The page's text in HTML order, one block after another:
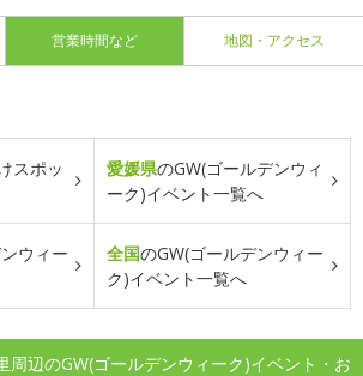
営業時間など 地図・アクセス
スポッ
愛媛県のGW(ゴールデンウィ
ーク)イベント一覧へ
ウィー
全国のGW(ゴールデンウィー
ク)イベント一覧へ
周辺のGW(ゴールデンウィーク)イベント・お